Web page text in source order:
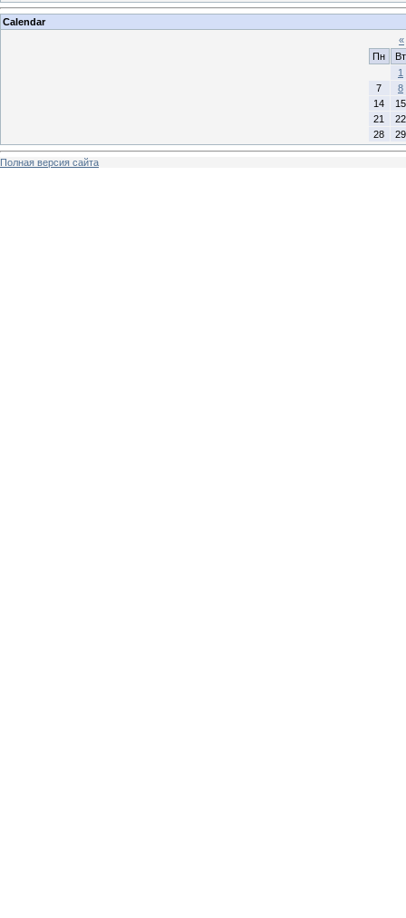
Calendar
«
Пн
Вт
1
7
8
14
15
21
22
28
29
Полная версия сайта